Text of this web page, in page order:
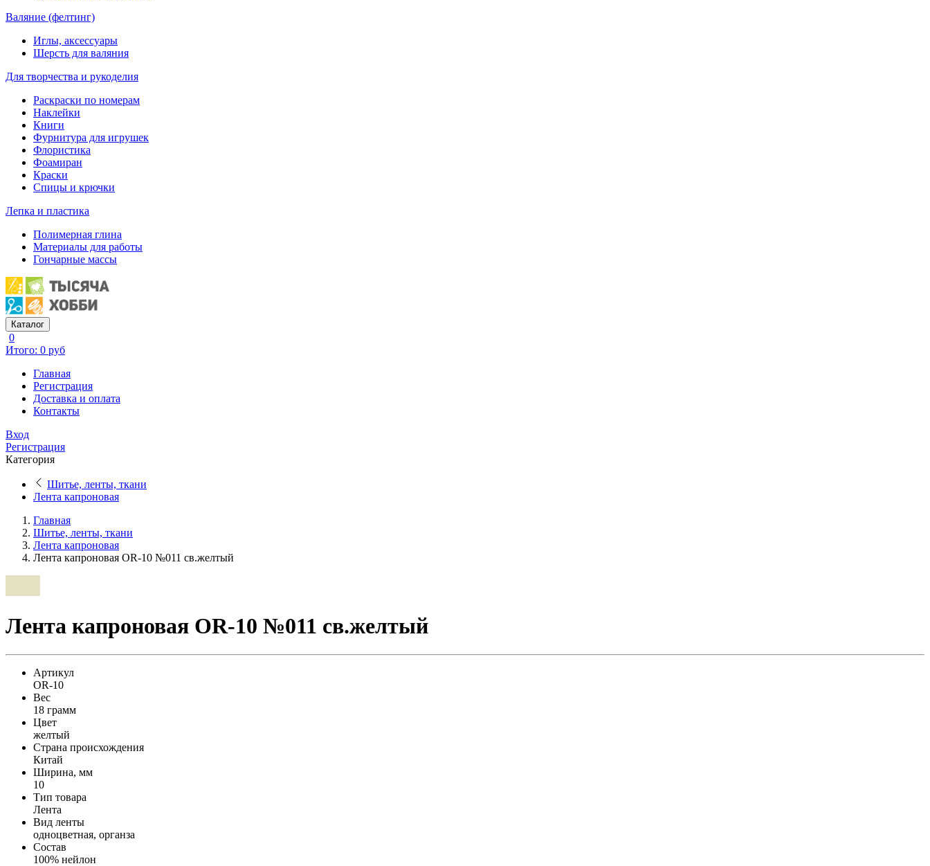
Валяние (фелтинг)
Иглы, аксессуары
Шерсть для валяния
Для творчества и рукоделия
Раскраски по номерам
Наклейки
Книги
Фурнитура для игрушек
Флористика
Фоамиран
Краски
Спицы и крючки
Лепка и пластика
Полимерная глина
Материалы для работы
Гончарные массы
Каталог
0
Итого: 0 руб
Главная
Регистрация
Доставка и оплата
Контакты
Вход
Регистрация
Категория
Шитье, ленты, ткани
Лента капроновая
Главная
Шитье, ленты, ткани
Лента капроновая
Лента капроновая OR-10 №011 св.желтый
Лента капроновая OR-10 №011 св.желтый
Артикул
OR-10
Вес
18 грамм
Цвет
желтый
Страна происхождения
Китай
Ширина, мм
10
Тип товара
Лента
Вид ленты
одноцветная, органза
Состав
100% нейлон